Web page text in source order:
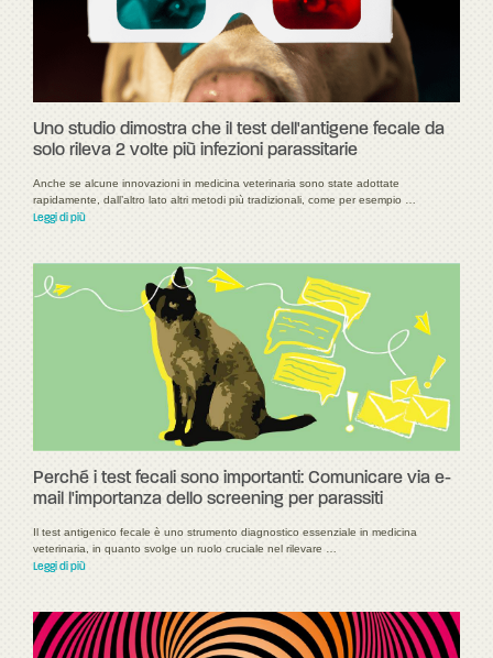
Uno studio dimostra che il test dell'antigene fecale da
solo rileva 2 volte più infezioni parassitarie
Anche se alcune innovazioni in medicina veterinaria sono state adottate
rapidamente, dall’altro lato altri metodi più tradizionali, come per esempio …
Leggi di più
Perché i test fecali sono importanti: Comunicare via e-
mail l'importanza dello screening per parassiti
Il test antigenico fecale è uno strumento diagnostico essenziale in medicina
veterinaria, in quanto svolge un ruolo cruciale nel rilevare …
Leggi di più